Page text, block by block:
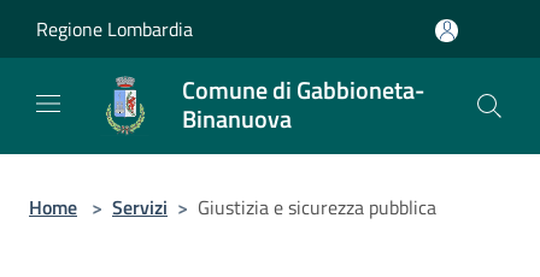
Regione Lombardia
Comune di Gabbioneta-
Binanuova
Home > Servizi > Giustizia e sicurezza pubblica